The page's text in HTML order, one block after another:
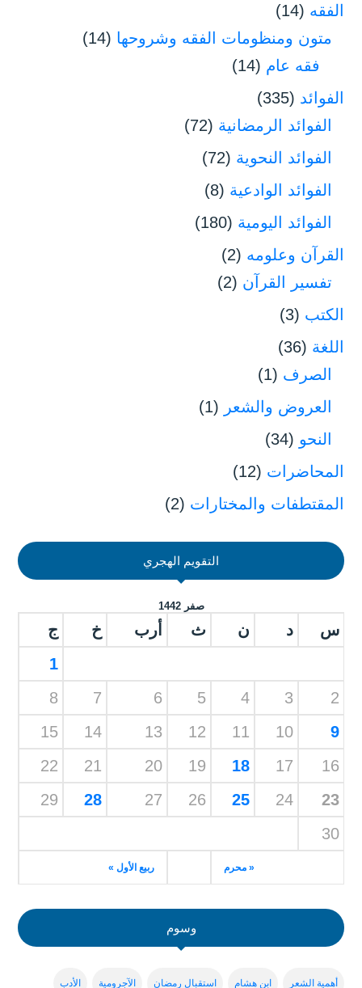
الفقه (14)
متون ومنظومات الفقه وشروحها (14)
فقه عام (14)
الفوائد (335)
الفوائد الرمضانية (72)
الفوائد النحوية (72)
الفوائد الوادعية (8)
الفوائد اليومية (180)
القرآن وعلومه (2)
تفسير القرآن (2)
الكتب (3)
اللغة (36)
الصرف (1)
العروض والشعر (1)
النحو (34)
المحاضرات (12)
المقتطفات والمختارات (2)
التقويم الهجري
صفر 1442
س د ن ث أرب خ ج
« محرم ربيع الأول »
1
2
3
4
5
6
7
8
9
10
11
12
13
14
15
16
17
18
19
20
21
22
23
24
25
26
27
28
29
30
وسوم
أهمية الشعر ابن هشام استقبال رمضان الآجرومية الأدب